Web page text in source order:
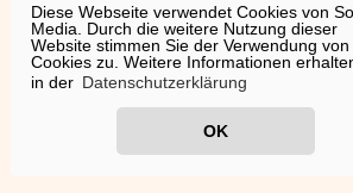
Diese Webseite verwendet Cookies von
Media. Durch die weitere Nutzung dieser
Website stimmen Sie der Verwendung von
Cookies zu. Weitere Informationen
in der Datenschutzerklärung
OK